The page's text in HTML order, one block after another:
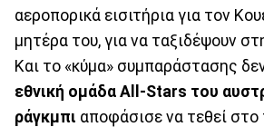
αεροπορικά εισιτήρια για τον
μητέρα του, για να ταξιδέψουν
Και το «κύμα» συμπαράστασης
εθνική ομάδα All-Stars του
ράγκμπι αποφάσισε να τεθεί στο